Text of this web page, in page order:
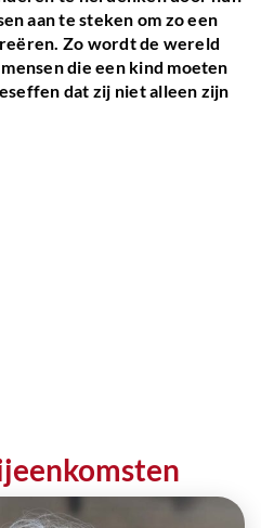
aan te steken om zo een
Zo wordt de wereld
die een kind moeten
dat zij niet alleen zijn